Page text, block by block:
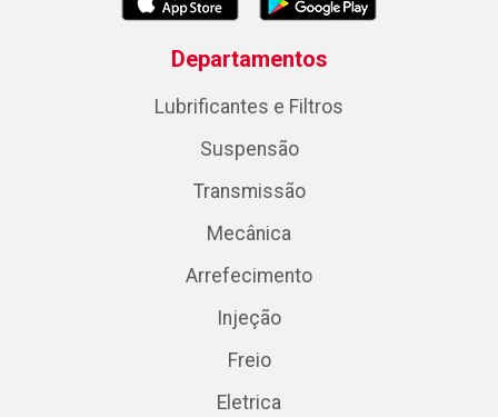
Departamentos
Lubrificantes e Filtros
Suspensão
Transmissão
Mecânica
Arrefecimento
Injeção
Freio
Eletrica